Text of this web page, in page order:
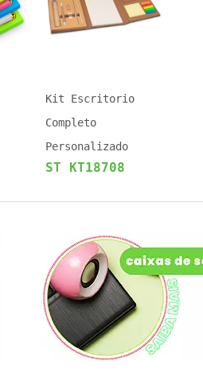
Kit Escritorio
Completo
Personalizado
ST KT18708